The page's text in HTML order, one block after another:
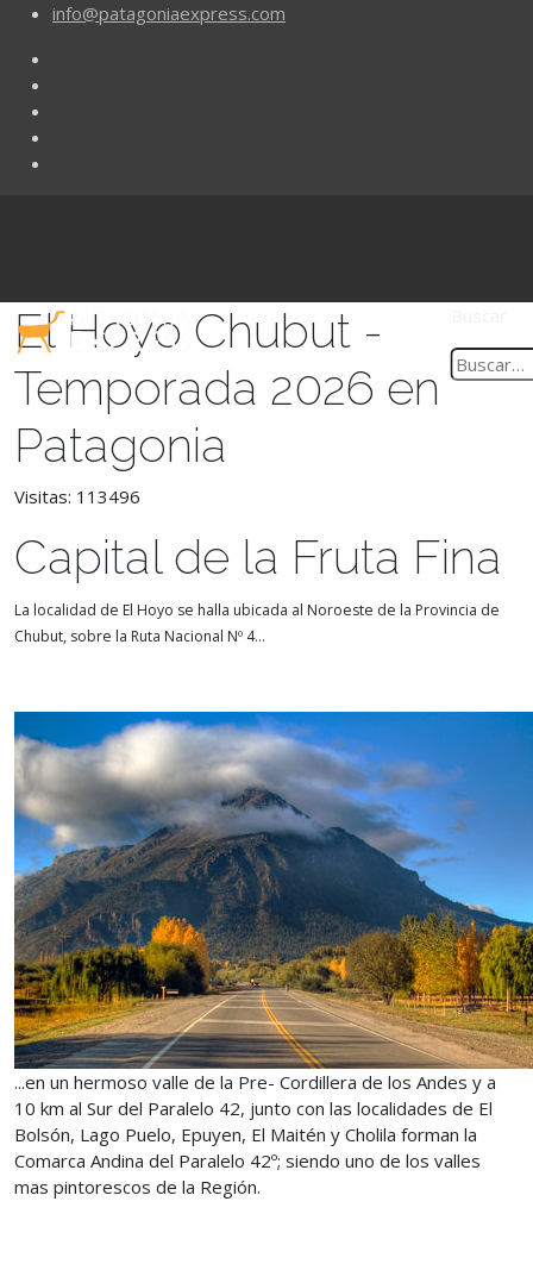
info@patagoniaexpress.com
El Hoyo Chubut -
Temporada 2026 en
Patagonia
Visitas: 113496
Capital de la Fruta Fina
La localidad de El Hoyo se halla ubicada al Noroeste de la Provincia de
Chubut, sobre la Ruta Nacional Nº 4...
...en un hermoso valle de la Pre- Cordillera de los Andes y a
10 km al Sur del Paralelo 42, junto con las localidades de El
Bolsón, Lago Puelo, Epuyen, El Maitén y Cholila forman la
Comarca Andina del Paralelo 42º; siendo uno de los valles
mas pintorescos de la Región.